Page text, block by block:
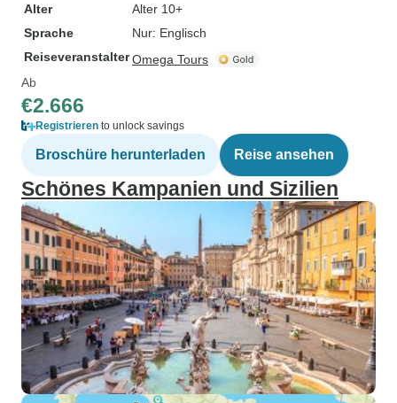
Alter
Alter 10+
Sprache
Nur: Englisch
ReiseveranstalterOmega Tours
Ab
€2.666
Registrieren to unlock savings
Broschüre herunterladen Reise ansehen
Schönes Kampanien und Sizilien